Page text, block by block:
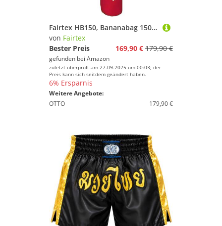
Fairtex HB150, Bananabag 150x34cm Boxsack (Rot)
von Fairtex
Bester Preis
169,90 € 179,90 €
gefunden bei Amazon
zuletzt überprüft am 27.09.2025 um 00:03; der
Preis kann sich seitdem geändert haben.
6% Ersparnis
Weitere Angebote:
OTTO
179,90 €